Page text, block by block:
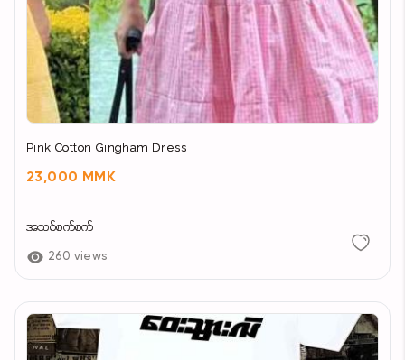
Pink Cotton Gingham Dress
23,000 MMK
အသစ်စက်စက်
260 views